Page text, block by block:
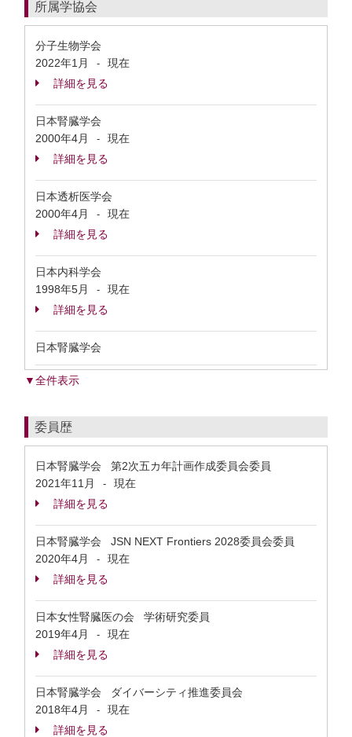
所属学協会
分子生物学会
2022年1月
-
現在
詳細を見る
日本腎臓学会
2000年4月
-
現在
詳細を見る
日本透析医学会
2000年4月
-
現在
詳細を見る
日本内科学会
1998年5月
-
現在
詳細を見る
日本腎臓学会
▼全件表示
委員歴
日本腎臓学会 第2次五カ年計画作成委員会委員
2021年11月
-
現在
詳細を見る
日本腎臓学会 JSN NEXT Frontiers 2028委員会委員
2020年4月
-
現在
詳細を見る
日本女性腎臓医の会 学術研究委員
2019年4月
-
現在
詳細を見る
日本腎臓学会 ダイバーシティ推進委員会
2018年4月
-
現在
詳細を見る